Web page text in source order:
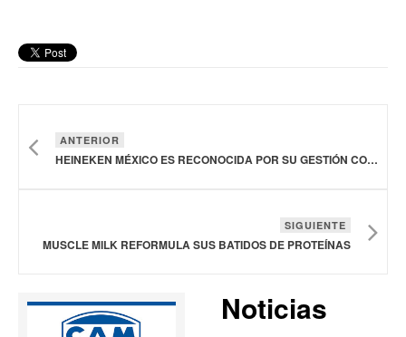
ANTERIOR
HEINEKEN MÉXICO ES RECONOCIDA POR SU GESTIÓN CON EL DISTINTIVO ESR
SIGUIENTE
MUSCLE MILK REFORMULA SUS BATIDOS DE PROTEÍNAS
Noticias